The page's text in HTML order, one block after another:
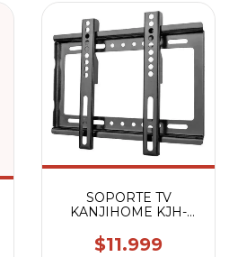
SOPORTE TV
KANJIHOME KJH-
$11.999